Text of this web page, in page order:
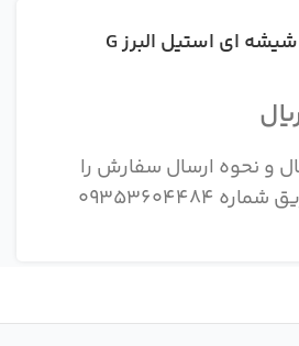
اجاق گاز 5 شعله شیشه ای استیل البرز G
و نحوه ارسال سفارش را
قبل از خرید از طریق شماره 09353604484